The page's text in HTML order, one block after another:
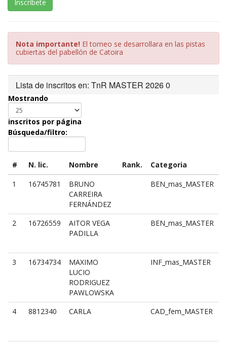
Inscríbete
Nota importante! El torneo se desarrollara en las pistas
cubiertas del pabellón de Catoira
Lista de inscritos en: TnR MASTER 2026 0
Mostrando
inscritos por página
Búsqueda/filtro:
# N. lic. Nombre Rank.
Categoria
1
16745781
BRUNO
CARREIRA
FERNÁNDEZ
BEN_mas_MASTER
2
16726559
AITOR VEGA
PADILLA
BEN_mas_MASTER
3
16734734
MAXIMO
LUCIO
RODRIGUEZ
PAWLOWSKA
INF_mas_MASTER
4 8812340 CARLA CAD_fem_MASTER